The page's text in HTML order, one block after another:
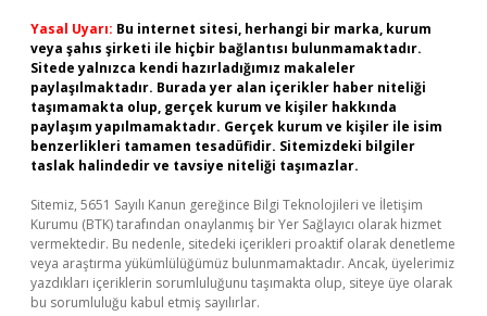
Yasal Uyarı: Bu internet sitesi, herhangi bir marka, kurum
veya şahıs şirketi ile hiçbir bağlantısı bulunmamaktadır.
Sitede yalnızca kendi hazırladığımız makaleler
paylaşılmaktadır. Burada yer alan içerikler haber niteliği
taşımamakta olup, gerçek kurum ve kişiler hakkında
paylaşım yapılmamaktadır. Gerçek kurum ve kişiler ile isim
benzerlikleri tamamen tesadüfidir. Sitemizdeki bilgiler
taslak halindedir ve tavsiye niteliği taşımazlar.
Sitemiz, 5651 Sayılı Kanun gereğince Bilgi Teknolojileri ve İletişim
Kurumu (BTK) tarafından onaylanmış bir Yer Sağlayıcı olarak hizmet
vermektedir. Bu nedenle, sitedeki içerikleri proaktif olarak denetleme
veya araştırma yükümlülüğümüz bulunmamaktadır. Ancak, üyelerimiz
yazdıkları içeriklerin sorumluluğunu taşımakta olup, siteye üye olarak
bu sorumluluğu kabul etmiş sayılırlar.